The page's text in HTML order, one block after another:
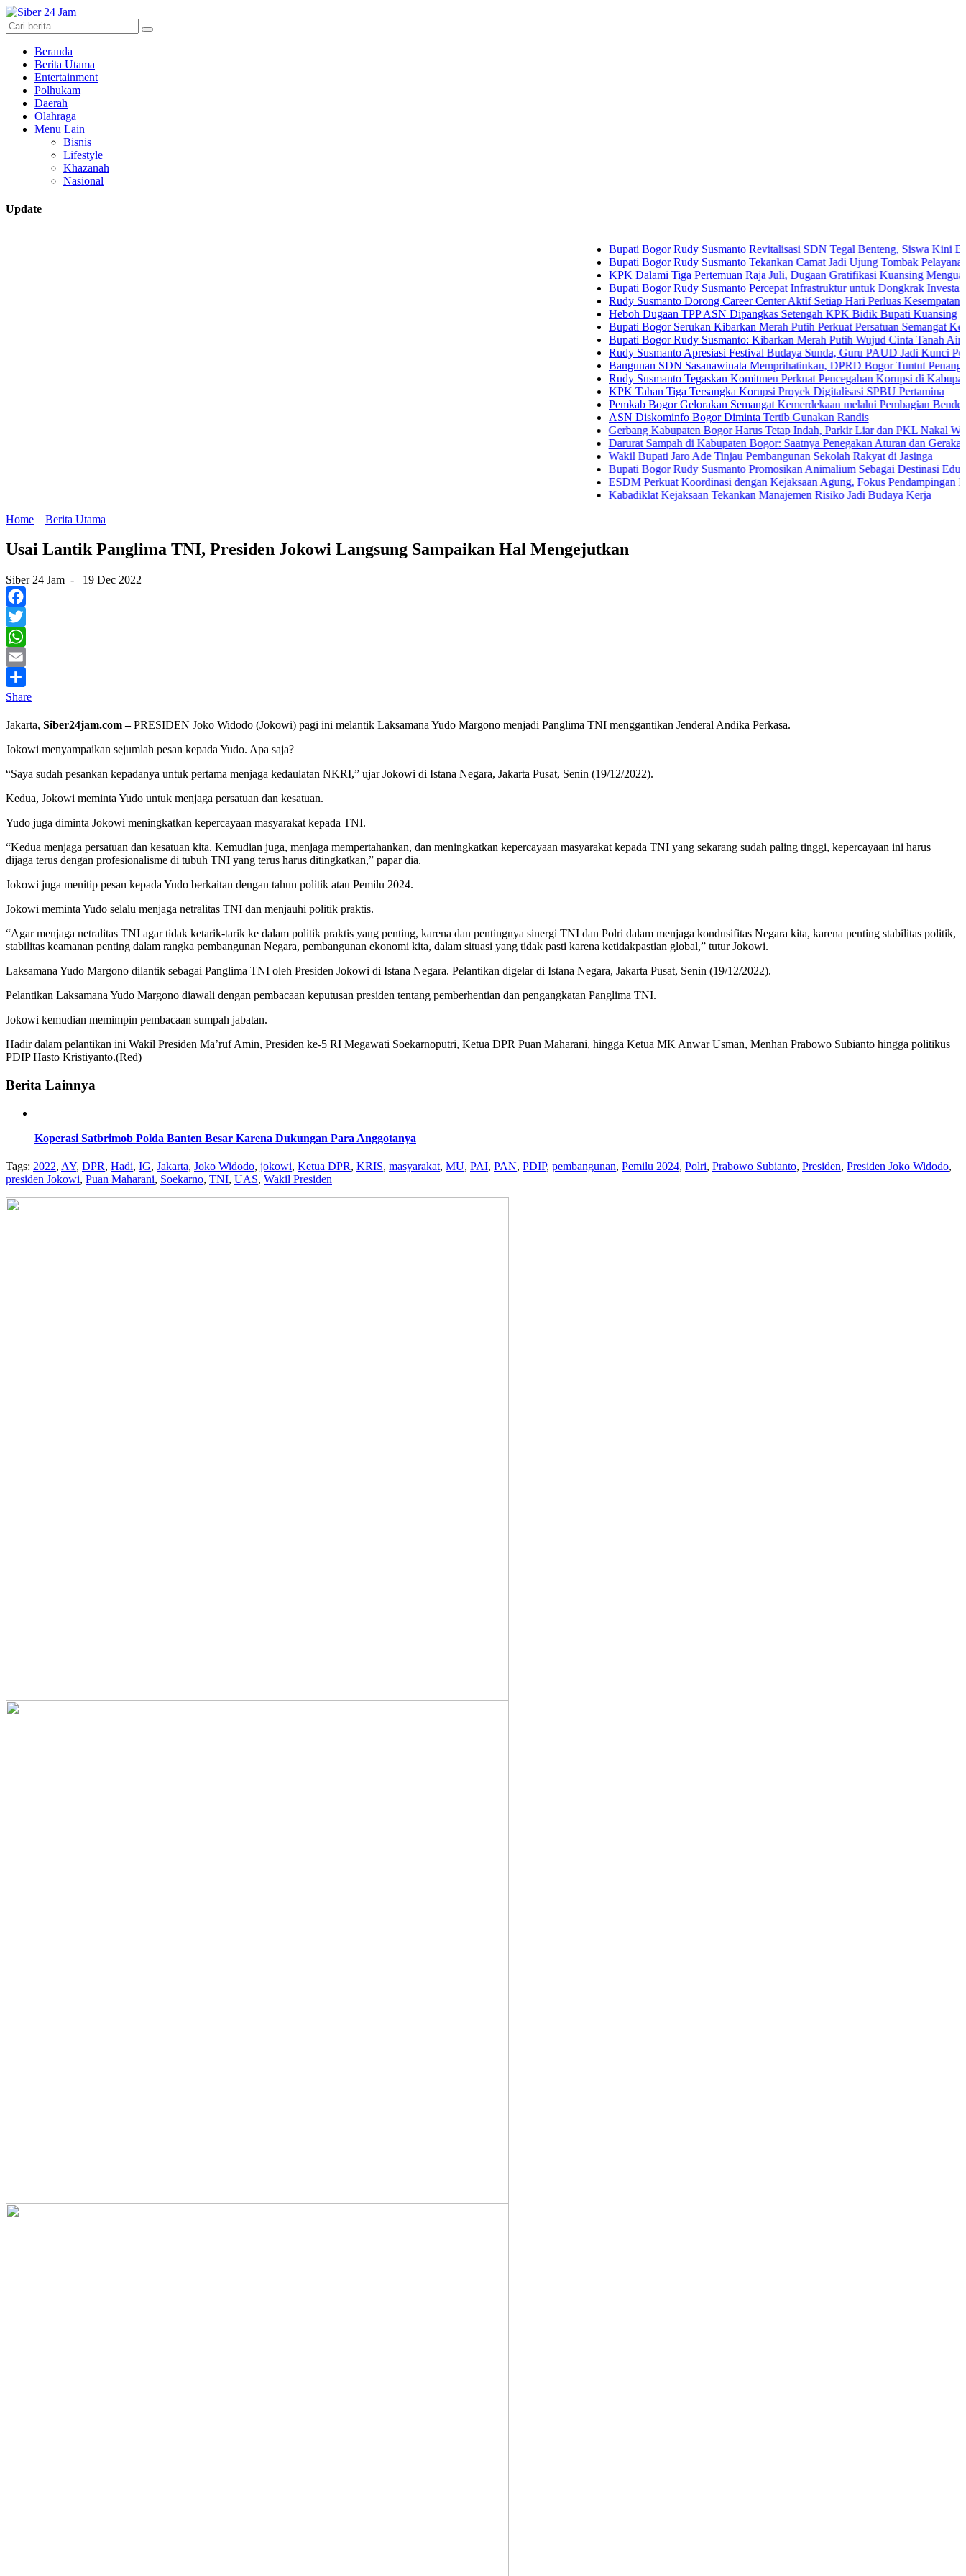
Beranda
Berita Utama
Entertainment
Polhukam
Daerah
Olahraga
Menu Lain
Bisnis
Lifestyle
Khazanah
Nasional
Update
Bupati Bogor Rudy Susmanto Revitalisasi SDN Tegal Benteng, Siswa Kini Belajar
Bupati Bogor Rudy Susmanto Tekankan Camat Jadi Ujung Tombak Pelayanan
KPK Dalami Tiga Pertemuan Raja Juli, Dugaan Gratifikasi Kuansing Menguat
Bupati Bogor Rudy Susmanto Percepat Infrastruktur untuk Dongkrak Investasi
Rudy Susmanto Dorong Career Center Aktif Setiap Hari Perluas Kesempatan Kerja
Heboh Dugaan TPP ASN Dipangkas Setengah KPK Bidik Bupati Kuansing
Bupati Bogor Serukan Kibarkan Merah Putih Perkuat Persatuan Semangat
Bupati Bogor Rudy Susmanto: Kibarkan Merah Putih Wujud Cinta Tanah Air
Rudy Susmanto Apresiasi Festival Budaya Sunda, Guru PAUD Jadi Kunci Pendidikan
Bangunan SDN Sasanawinata Memprihatinkan, DPRD Bogor Tuntut Penanganan
Rudy Susmanto Tegaskan Komitmen Perkuat Pencegahan Korupsi di Kabupaten Bogor
KPK Tahan Tiga Tersangka Korupsi Proyek Digitalisasi SPBU Pertamina
Pemkab Bogor Gelorakan Semangat Kemerdekaan melalui Pembagian Bendera Merah
ASN Diskominfo Bogor Diminta Tertib Gunakan Randis
Gerbang Kabupaten Bogor Harus Tetap Indah, Parkir Liar dan PKL Nakal Wajib
Darurat Sampah di Kabupaten Bogor: Saatnya Penegakan Aturan dan Gerakan
Wakil Bupati Jaro Ade Tinjau Pembangunan Sekolah Rakyat di Jasinga
Bupati Bogor Rudy Susmanto Promosikan Animalium Sebagai Destinasi Edukasi
ESDM Perkuat Koordinasi dengan Kejaksaan Agung, Fokus Pendampingan Hukum
Kabadiklat Kejaksaan Tekankan Manajemen Risiko Jadi Budaya Kerja
Home
Berita Utama
Usai Lantik Panglima TNI, Presiden Jokowi Langsung Sampaikan Hal Mengejutkan
Siber 24 Jam - 19 Dec 2022
Facebook
Twitter
WhatsApp
Email
Share
Jakarta, Siber24jam.com –PRESIDEN Joko Widodo (Jokowi) pagi ini melantik Laksamana Yudo Margono menjadi Panglima TNI menggantikan Jenderal Andika Perkasa.
Jokowi menyampaikan sejumlah pesan kepada Yudo. Apa saja?
“Saya sudah pesankan kepadanya untuk pertama menjaga kedaulatan NKRI,” ujar Jokowi di Istana Negara, Jakarta Pusat, Senin (19/12/2022).
Kedua, Jokowi meminta Yudo untuk menjaga persatuan dan kesatuan.
Yudo juga diminta Jokowi meningkatkan kepercayaan masyarakat kepada TNI.
“Kedua menjaga persatuan dan kesatuan kita. Kemudian juga, menjaga mempertahankan, dan meningkatkan kepercayaan masyarakat kepada TNI yang sekarang sudah paling tinggi, kepercayaan ini harus
dijaga terus dengan profesionalisme di tubuh TNI yang terus harus ditingkatkan,” papar dia.
Jokowi juga menitip pesan kepada Yudo berkaitan dengan tahun politik atau Pemilu 2024.
Jokowi meminta Yudo selalu menjaga netralitas TNI dan menjauhi politik praktis.
“Agar menjaga netralitas TNI agar tidak ketarik-tarik ke dalam politik praktis yang penting, karena dan pentingnya sinergi TNI dan Polri dalam menjaga kondusifitas Negara kita, karena penting stabilitas politik,
stabilitas keamanan penting dalam rangka pembangunan Negara, pembangunan ekonomi kita, dalam situasi yang tidak pasti karena ketidakpastian global,” tutur Jokowi.
Laksamana Yudo Margono dilantik sebagai Panglima TNI oleh Presiden Jokowi di Istana Negara. Pelantikan digelar di Istana Negara, Jakarta Pusat, Senin (19/12/2022).
Pelantikan Laksamana Yudo Margono diawali dengan pembacaan keputusan presiden tentang pemberhentian dan pengangkatan Panglima TNI.
Jokowi kemudian memimpin pembacaan sumpah jabatan.
Hadir dalam pelantikan ini Wakil Presiden Ma’ruf Amin, Presiden ke-5 RI Megawati Soekarnoputri, Ketua DPR Puan Maharani, hingga Ketua MK Anwar Usman, Menhan Prabowo Subianto hingga politikus
PDIP Hasto Kristiyanto.(Red)
Berita Lainnya
Koperasi Satbrimob Polda Banten Besar Karena Dukungan Para Anggotanya
Tags: 2022, AY, DPR, Hadi, IG, Jakarta, Joko Widodo, jokowi, Ketua DPR, KRIS, masyarakat, MU, PAI, PAN, PDIP, pembangunan, Pemilu 2024, Polri, Prabowo Subianto, Presiden, Presiden Joko Widodo,
presiden Jokowi, Puan Maharani, Soekarno, TNI, UAS, Wakil Presiden